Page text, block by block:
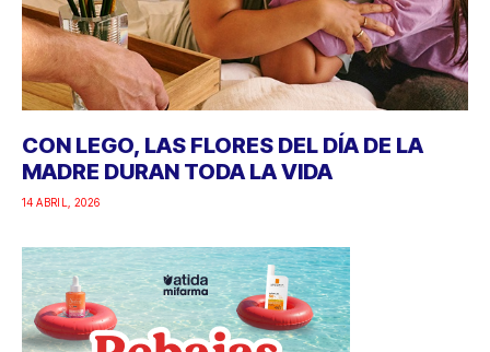
CON LEGO, LAS FLORES DEL DÍA DE LA
MADRE DURAN TODA LA VIDA
14 ABRIL, 2026